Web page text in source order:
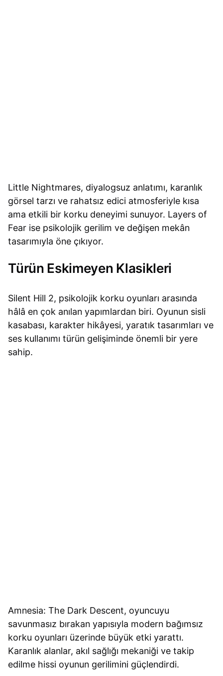
Little Nightmares, diyalogsuz anlatımı, karanlık
görsel tarzı ve rahatsız edici atmosferiyle kısa
ama etkili bir korku deneyimi sunuyor. Layers of
Fear ise psikolojik gerilim ve değişen mekân
tasarımıyla öne çıkıyor.
Türün Eskimeyen Klasikleri
Silent Hill 2, psikolojik korku oyunları arasında
hâlâ en çok anılan yapımlardan biri. Oyunun sisli
kasabası, karakter hikâyesi, yaratık tasarımları ve
ses kullanımı türün gelişiminde önemli bir yere
sahip.
Amnesia: The Dark Descent, oyuncuyu
savunmasız bırakan yapısıyla modern bağımsız
korku oyunları üzerinde büyük etki yarattı.
Karanlık alanlar, akıl sağlığı mekaniği ve takip
edilme hissi oyunun gerilimini güçlendirdi.